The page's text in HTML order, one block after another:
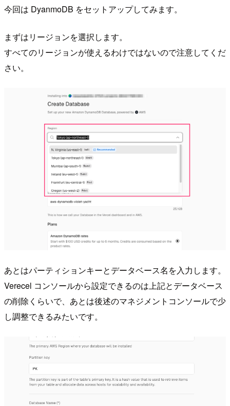
今回は DyanmoDB をセットアップしてみます。
まずはリージョンを選択します。
すべてのリージョンが使えるわけではないので注意してくだ
さい。
あとはパーティションキーとデータベース名を入力します。
Verecel コンソールから設定できるのは上記とデータベース
の削除くらいで、あとは後述のマネジメントコンソールで少
し調整できるみたいです。